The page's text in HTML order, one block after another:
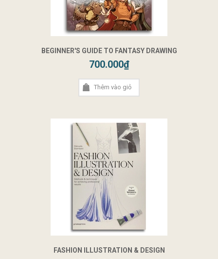
BEGINNER'S GUIDE TO FANTASY DRAWING
700.000₫
Thêm vào giỏ
FASHION ILLUSTRATION & DESIGN